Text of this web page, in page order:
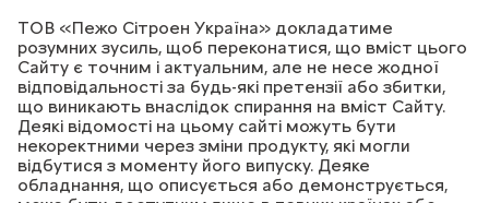
ТОВ «Пежо Сітроен Україна» докладатиме
розумних зусиль, щоб переконатися, що вміст цього
Сайту є точним і актуальним, але не несе жодної
відповідальності за будь-які претензії або збитки,
що виникають внаслідок спирання на вміст Сайту.
Деякі відомості на цьому сайті можуть бути
некоректними через зміни продукту, які могли
відбутися з моменту його випуску. Деяке
обладнання, що описується або демонструється,